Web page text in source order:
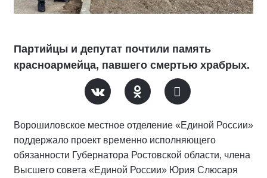
Партийцы и депутат почтили память
красноармейца, павшего смертью храбрых.
Ворошиловское местное отделение «Единой России»
поддержало проект временно исполняющего
обязанности Губернатора Ростовской области, члена
Высшего совета «Единой России» Юрия Слюсаря